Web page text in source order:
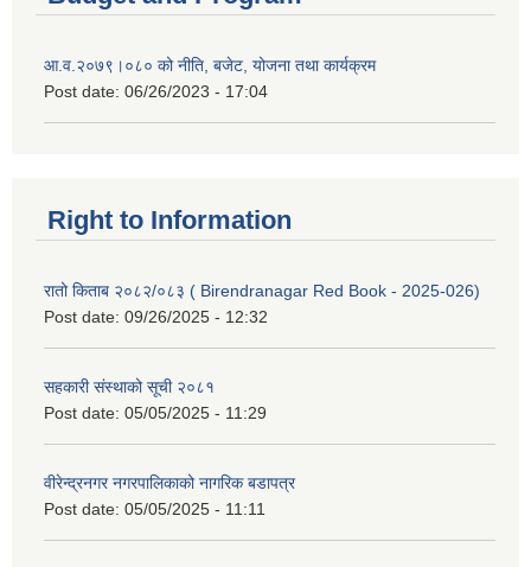
आ.व.२०७९।०८० को नीति, बजेट, योजना तथा कार्यक्रम
Post date: 06/26/2023 - 17:04
Right to Information
रातो किताब २०८२/०८३ ( Birendranagar Red Book - 2025-026)
Post date: 09/26/2025 - 12:32
सहकारी संस्थाको सूची २०८१
Post date: 05/05/2025 - 11:29
वीरेन्द्रनगर नगरपालिकाको नागरिक बडापत्र
Post date: 05/05/2025 - 11:11